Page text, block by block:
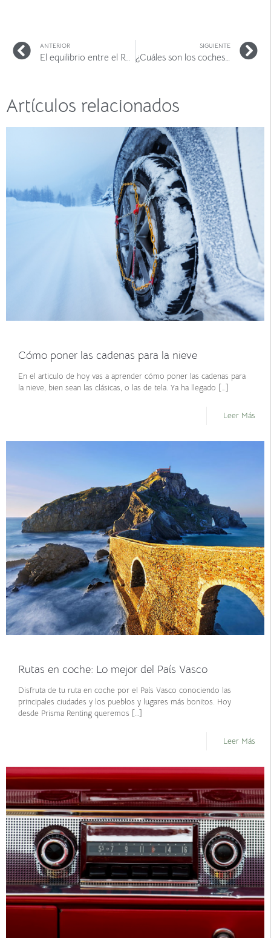
ANTERIOR SIGUIENTE
Artículos relacionados
Cómo poner las cadenas para la nieve
En el articulo de hoy vas a aprender cómo poner las cadenas para
la nieve, bien sean las clásicas, o las de tela. Ya ha llegado […]
Leer Más
Rutas en coche: Lo mejor del País Vasco
Disfruta de tu ruta en coche por el País Vasco conociendo las
principales ciudades y los pueblos y lugares más bonitos. Hoy
desde Prisma Renting queremos […]
Leer Más